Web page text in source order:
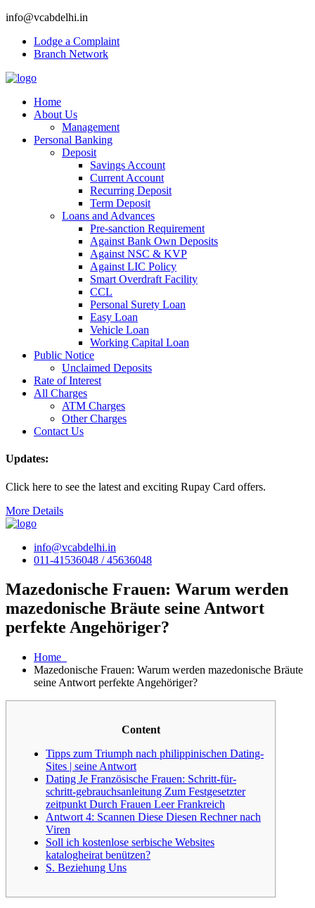
info@vcabdelhi.in
Lodge a Complaint
Branch Network
Home
About Us
Management
Personal Banking
Deposit
Savings Account
Current Account
Recurring Deposit
Term Deposit
Loans and Advances
Pre-sanction Requirement
Against Bank Own Deposits
Against NSC & KVP
Against LIC Policy
Smart Overdraft Facility
CCL
Personal Surety Loan
Easy Loan
Vehicle Loan
Working Capital Loan
Public Notice
Unclaimed Deposits
Rate of Interest
All Charges
ATM Charges
Other Charges
Contact Us
Updates:
Click here to see the latest and exciting Rupay Card offers.
More Details
info@vcabdelhi.in
011-41536048 / 45636048
Mazedonische Frauen: Warum werden
mazedonische Bräute seine Antwort
perfekte Angehöriger?
Home
Mazedonische Frauen: Warum werden mazedonische Bräute
seine Antwort perfekte Angehöriger?
Content
Tipps zum Triumph nach philippinischen Dating-
Sites | seine Antwort
Dating Je Französische Frauen: Schritt-für-
schritt-gebrauchsanleitung Zum Festgesetzter
zeitpunkt Durch Frauen Leer Frankreich
Antwort 4: Scannen Diese Diesen Rechner nach
Viren
Soll ich kostenlose serbische Websites
katalogheirat benützen?
S. Beziehung Uns